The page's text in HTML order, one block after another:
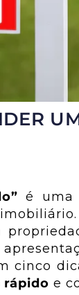
é uma
cinco
e